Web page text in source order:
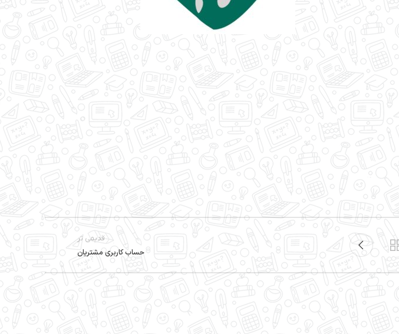
قدیمی تر
حساب کاربری مشتریان